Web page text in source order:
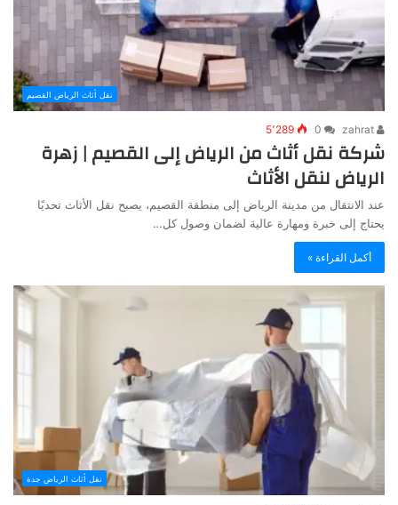
نقل أثاث الرياض القصيم
0 5٬289
شركة نقل أثاث من الرياض إلى القصيم | زهرة
الرياض لنقل الأثاث
عند الانتقال من مدينة الرياض إلى منطقة القصيم، يصبح نقل الأثاث تحديًا
يحتاج إلى خبرة ومهارة عالية لضمان وصول كل…
أكمل القراءة »
نقل أثاث الرياض جدة